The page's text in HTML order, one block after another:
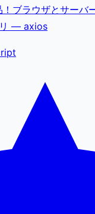
ブラウザとサーバ
リ — axios